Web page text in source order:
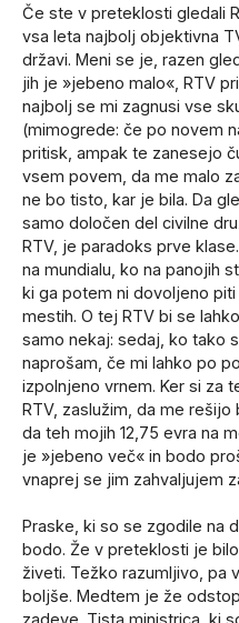
Če ste v preteklosti gledali
vsa leta najbolj objektivna
državi. Meni se je, razen
jih je »jebeno malo«, RTV
najbolj se mi zagnusi vse
(mimogrede: če po novem
pritisk, ampak te zanesejo
vsem povem, da me malo
ne bo tisto, kar je bila. Da
samo določen del civilne
RTV, je paradoks prve
na mundialu, ko na panojih
ki ga potem ni dovoljeno piti
mestih. O tej RTV bi se
samo nekaj: sedaj, ko tako
naprošam, če mi lahko po
izpolnjeno vrnem. Ker si za
RTV, zaslužim, da me rešijo
da teh mojih 12,75 evra na
je »jebeno več« in bodo
vnaprej se jim zahvaljujem
Praske, ki so se zgodile na
bodo. Že v preteklosti je
živeti. Težko razumljivo, pa
boljše. Medtem je že